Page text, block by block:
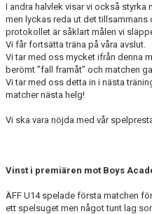
I andra halvlek visar vi också styrka
men lyckas reda ut det tillsammans
protokollet är såklart målen vi
Vi får fortsätta träna på våra avslut.
Vi tar med oss mycket ifrån denna
berömt ”fall framåt” och matchen
Vi tar med oss detta in i nästa
matcher nästa helg!
Vi ska vara nöjda med vår
Vinst i premiären mot Boys
ÄFF U14 spelade första matchen
ett spelsuget men något tunt lag